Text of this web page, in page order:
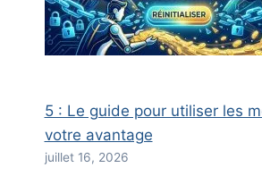
5 : Le guide pour utiliser les
votre avantage
juillet 16, 2026